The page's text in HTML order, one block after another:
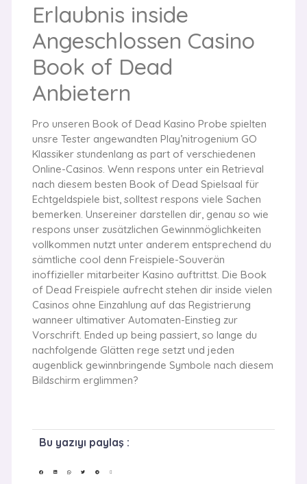
Erlaubnis inside
Angeschlossen Casino
Book of Dead
Anbietern
Pro unseren Book of Dead Kasino Probe spielten
unsre Tester angewandten Play’nitrogenium GO
Klassiker stundenlang as part of verschiedenen
Online-Casinos. Wenn respons unter ein Retrieval
nach diesem besten Book of Dead Spielsaal für
Echtgeldspiele bist, solltest respons viele Sachen
bemerken. Unsereiner darstellen dir, genau so wie
respons unser zusätzlichen Gewinnmöglichkeiten
vollkommen nutzt unter anderem entsprechend du
sämtliche cool denn Freispiele-Souverän
inoffizieller mitarbeiter Kasino auftrittst. Die Book
of Dead Freispiele aufrecht stehen dir inside vielen
Casinos ohne Einzahlung auf das Registrierung
wanneer ultimativer Automaten-Einstieg zur
Vorschrift. Ended up being passiert, so lange du
nachfolgende Glätten rege setzt und jeden
augenblick gewinnbringende Symbole nach diesem
Bildschirm erglimmen?
Bu yazıyı paylaş :